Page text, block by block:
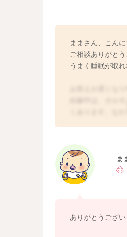
ままさん、こんに
ご相談ありがとう
うまく睡眠が取
妊娠中は、ホル
くあります。な
ックスすること
入ったりしてリ
ルコールを摂取
大切と思います
ま
ありがとうござ